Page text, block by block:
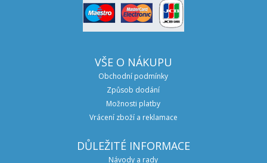
VŠE O NÁKUPU
Obchodní podmínky
Způsob dodání
Možnosti platby
Vrácení zboží a reklamace
DŮLEŽITÉ INFORMACE
Návody a rady